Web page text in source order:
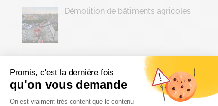
Promis, c'est la dernière fois
qu'on vous demande
Plateforme de Gestion du
On est vraiment très content que le contenu
Démolition de bâtiments agricoles
Archives
juillet 2026
juin 2026